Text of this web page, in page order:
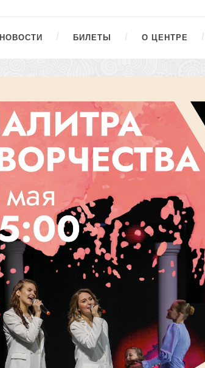
НОВОСТИ БИЛЕТЫ О ЦЕНТРЕ